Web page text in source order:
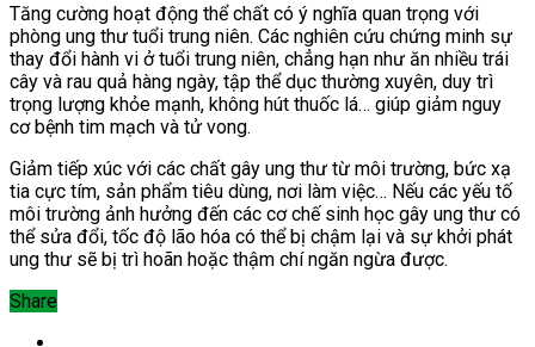
Tăng cường hoạt động thể chất có ý nghĩa quan trọng với
phòng ung thư tuổi trung niên. Các nghiên cứu chứng minh sự
thay đổi hành vi ở tuổi trung niên, chẳng hạn như ăn nhiều trái
cây và rau quả hàng ngày, tập thể dục thường xuyên, duy trì
trọng lượng khỏe mạnh, không hút thuốc lá… giúp giảm nguy
cơ bệnh tim mạch và tử vong.
Giảm tiếp xúc với các chất gây ung thư từ môi trường, bức xạ
tia cực tím, sản phẩm tiêu dùng, nơi làm việc… Nếu các yếu tố
môi trường ảnh hưởng đến các cơ chế sinh học gây ung thư có
thể sửa đổi, tốc độ lão hóa có thể bị chậm lại và sự khởi phát
ung thư sẽ bị trì hoãn hoặc thậm chí ngăn ngừa được.
Share